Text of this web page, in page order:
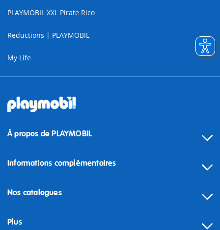
PLAYMOBIL XXL Pirate Rico
Reductions | PLAYMOBIL
My Life
À propos de PLAYMOBIL
Informations complémentaires
Nos catalogues
Plus